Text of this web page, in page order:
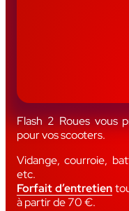
Flash 2 Roues vous
pour vos scooters.
Vidange, courroie,
etc.
Forfait d’entretien
à partir de 70 €.